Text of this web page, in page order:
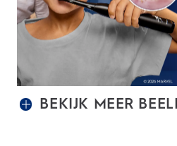
BEKIJK MEER